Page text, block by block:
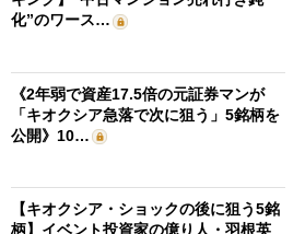
化”のワース…
《2年弱で資産17.5倍の元証券マンが
「キオクシア急落で次に狙う」5銘柄を
公開》10…
【キオクシア・ショックの後に狙う5銘
柄】イベント投資家の億り人・羽根英